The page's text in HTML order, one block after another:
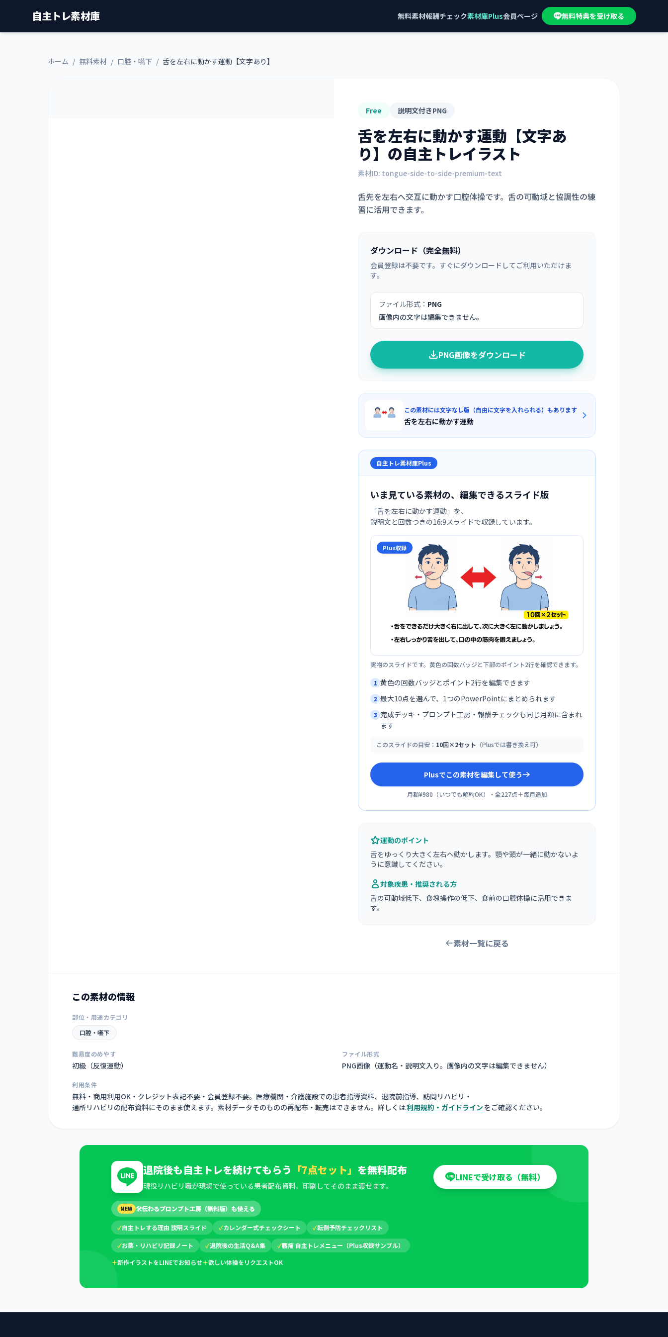
自主トレ素材庫 無料素材報酬チェック素材庫Plus会員ページ 無料特典を受け取る
ホーム / 無料素材 / 口腔・嚥下 / 舌を左右に動かす運動【文字あり】
Free 説明文付きPNG
舌を左右に動かす運動【文字あ
り】 の自主トレイラスト
素材ID: tongue-side-to-side-premium-text
舌先を左右へ交互に動かす口腔体操です。舌の可動域と協調性の練
習に活用できます。
ダウンロード（完全無料）
会員登録は不要です。すぐにダウンロードしてご利用いただけま
す。
ファイル形式： PNG
画像内の文字は編集できません。
PNG画像をダウンロード
この素材には文字なし版（自由に文字を入れられる）もあります
舌を左右に動かす運動
自主トレ素材庫Plus
いま見ている素材の、編集できるスライド版
「舌を左右に動かす運動 」を、
説明文と回数つきの16:9スライドで収録しています。
Plus収録
実物のスライドです。黄色の回数バッジと下部のポイント2行を確認できます。
1 黄色の回数バッジとポイント2行を編集できます
2 最大10点を選んで、1つのPowerPointにまとめられます
3 完成デッキ・プロンプト工房・報酬チェックも同じ月額に含まれ
ます
このスライドの目安： 10回×2セット （Plusでは書き換え可）
Plusでこの素材を編集して使う
月額¥980 （いつでも解約OK）・全227点＋毎月追加
運動のポイント
舌をゆっくり大きく左右へ動かします。顎や頭が一緒に動かないよ
うに意識してください。
対象疾患・推奨される方
舌の可動域低下、食塊操作の低下、食前の口腔体操に活用できま
す。
素材一覧に戻る
この素材の情報
部位・用途カテゴリ
口腔・嚥下
難易度のめやす
初級（反復運動）
ファイル形式
PNG画像（運動名・説明文入り。画像内の文字は編集できません）
利用条件
無料・商用利用OK・クレジット表記不要・会員登録不要。医療機関・介護施設での患者指導資料、退院前指導、訪問リハビリ・
通所リハビリの配布資料にそのまま使えます。素材データそのものの再配布・転売はできません。詳しくは利用規約・ガイドライン をご確認ください。
退院後も自主トレを続けてもらう 「7点セット」 を無料配布
現役リハビリ職が現場で使っている患者配布資料。印刷してそのまま渡せます。
LINEで受け取る（無料）
NEW 🛠伝わるプロンプト工房（無料版）も使える
✓自主トレする理由 説明スライド ✓カレンダー式チェックシート ✓転倒予防チェックリスト
✓お薬・リハビリ記録ノート ✓退院後の生活Q&A集 ✓腰痛 自主トレメニュー（Plus収録サンプル）
＋新作イラストをLINEでお知らせ＋欲しい体操をリクエストOK